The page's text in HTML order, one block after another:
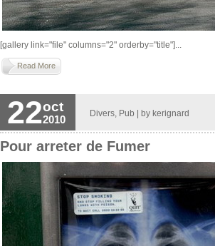
[gallery link="file" columns="2" orderby="title"]...
Read More
22oct
2010
Divers, Pub | by kerignard
Pour arreter de Fumer